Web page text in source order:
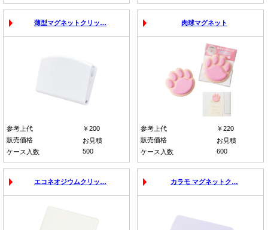
薄型マグネットクリッ…
参考上代
￥200
販売価格
お見積
ケース入数
500
肉球マグネット
参考上代
￥220
販売価格
お見積
ケース入数
600
エコネオジウムクリッ… カラモ マグネットク…